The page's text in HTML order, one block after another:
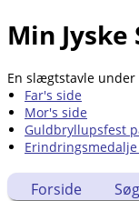
Min
En slægtstavle under
Far's side
Mor's side
Guldbryllupsfest
Erindringsmedalje
Forside Søg